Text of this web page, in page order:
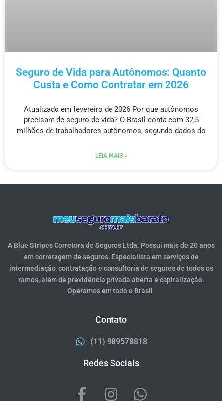
Seguro de Vida para Autônomos: Quanto
Custa e Como Contratar em 2026
Atualizado em fevereiro de 2026 Por que autônomos
precisam de seguro de vida? O Brasil conta com 32,5
milhões de trabalhadores autônomos, segundo dados do
LEIA MAIS »
A Blue Stripes Corretora de Seguros Ltda. Possui mais de 20 anos
em corretagem de seguros. Especialista em serviços de
intermediação, contratação e consultoria de seguros de todos os
ramos, além de previdência privada aberta e capitalização.
Operamos em todo o Brasil.
Contato
(11) 989578818
Redes Sociais